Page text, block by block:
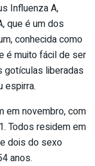
Influenza A,
que é um dos
conhecida como
é muito fácil de ser
gotículas liberadas
espirra.
em novembro, com
Todos residem em
dois do sexo
anos.